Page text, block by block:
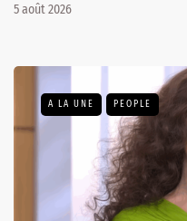
5 août 2026
A LA UNE PEOPLE